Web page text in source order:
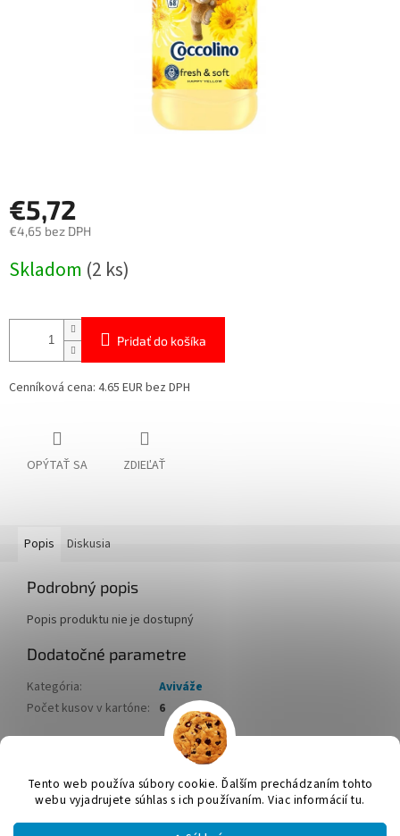
Tento web používa súbory cookie. Ďalším prechádzaním tohto
webu vyjadrujete súhlas s ich používaním. Viac informácií tu.
€5,72
€4,65 bez DPH
cena:
Skladom (2 ks)
Pridať do košíka
Cenníková cena: 4.65 EUR bez DPH
OPÝTAŤ SA ZDIEĽAŤ
Popis Diskusia
Podrobný popis
Popis produktu nie je dostupný
Dodatočné parametre
Kategória:
Aviváže
Počet kusov v kartóne: 6
Vytvoril Shoptet